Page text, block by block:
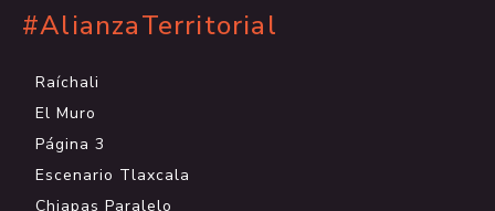
#AlianzaTerritorial
Raíchali
El Muro
Página 3
Escenario Tlaxcala
Chiapas Paralelo